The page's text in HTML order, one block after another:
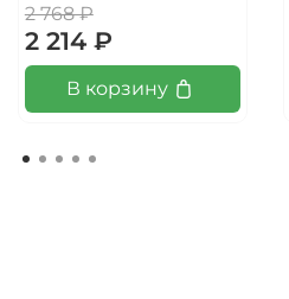
2 768 ₽
2 214 ₽
В корзину